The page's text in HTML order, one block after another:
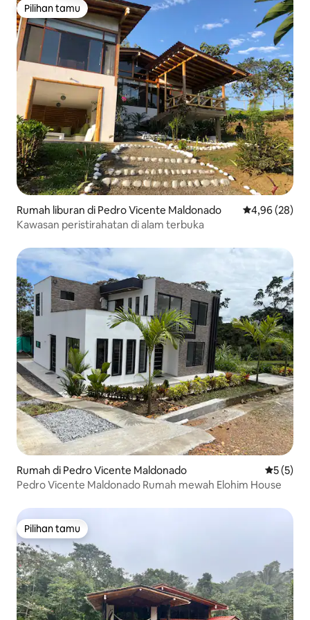
Pilihan tamu
Pilihan tamu
Rumah liburan di Pedro Vicente Maldonado Nilai rata-rata
4,96 (28)
Kawasan peristirahatan di alam terbuka
Rumah di Pedro Vicente Maldonado Nilai
5 (5)
Pedro Vicente Maldonado Rumah mewah Elohim House
Pilihan tamu
Pilihan tamu